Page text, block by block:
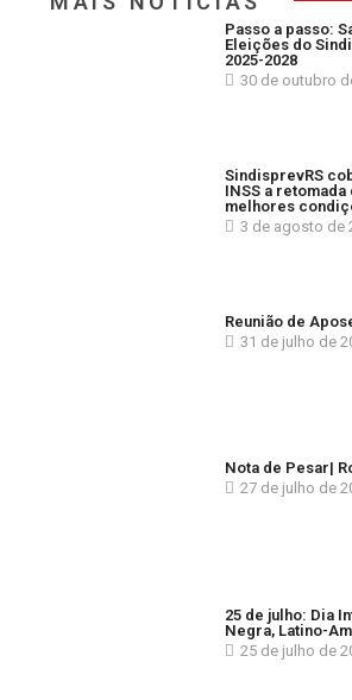
Passo a passo:
Eleições do
2025-2028
30 de outubro
SindisprevRS
INSS a
melhores
3 de agosto de
Reunião de
31 de julho de
Nota de Pesar|
27 de julho de
25 de julho: Dia
Negra, Latino-
25 de julho de